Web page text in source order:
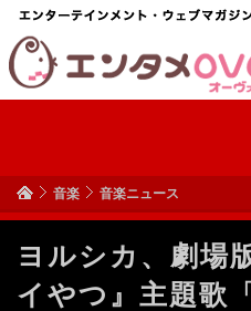
音楽 音楽ニュース
ヨルシカ、劇場
イやつ』主題歌